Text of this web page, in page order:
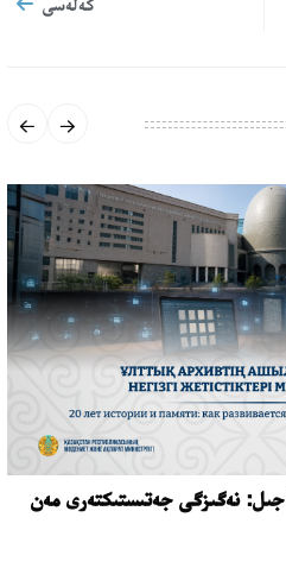
كەلەسى
ۇلتتىق ءارحيۆتىڭ اشىلعانىنا 20 جىل: نەگىزگى جەتىستىكتەرى مەن